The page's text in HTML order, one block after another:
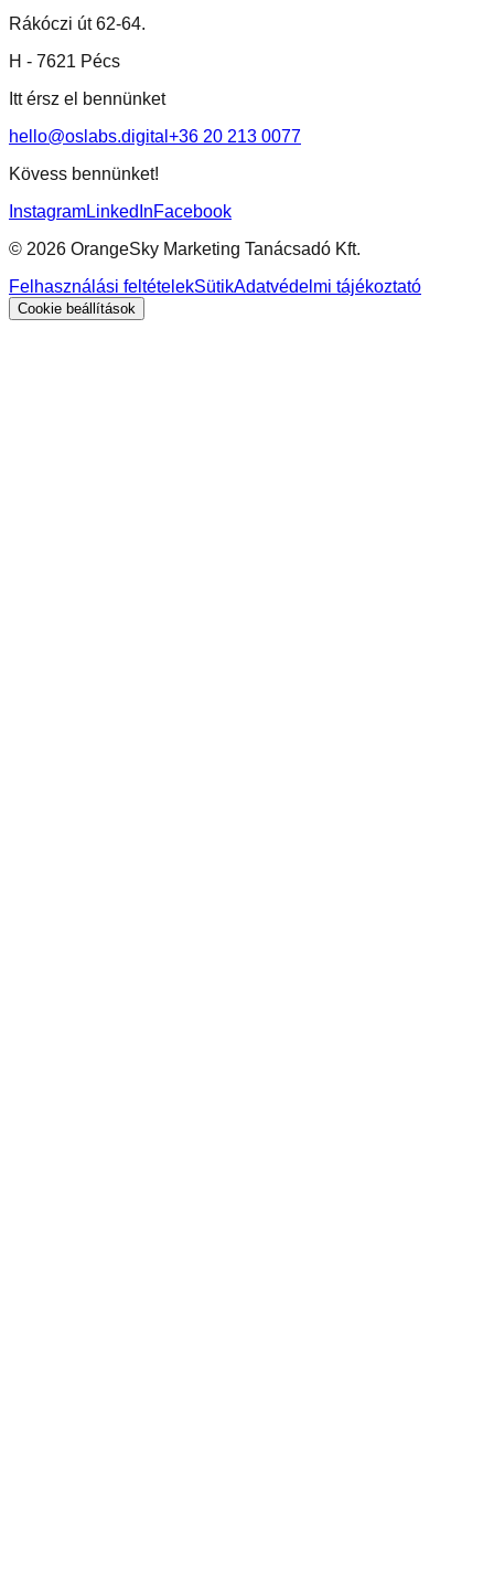
Rákóczi út 62-64.
H - 7621 Pécs
Itt érsz el bennünket
hello@oslabs.digital +36 20 213 0077
Kövess bennünket!
InstagramLinkedInFacebook
© 2026 OrangeSky Marketing Tanácsadó Kft.
Felhasználási feltételekSütikAdatvédelmi tájékoztató
Cookie beállítások